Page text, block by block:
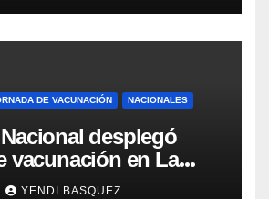
DE VACUNACIÓN
NACIONALES
desplegó
vacunación en La
garantizar protección
YENDI BASQUEZ